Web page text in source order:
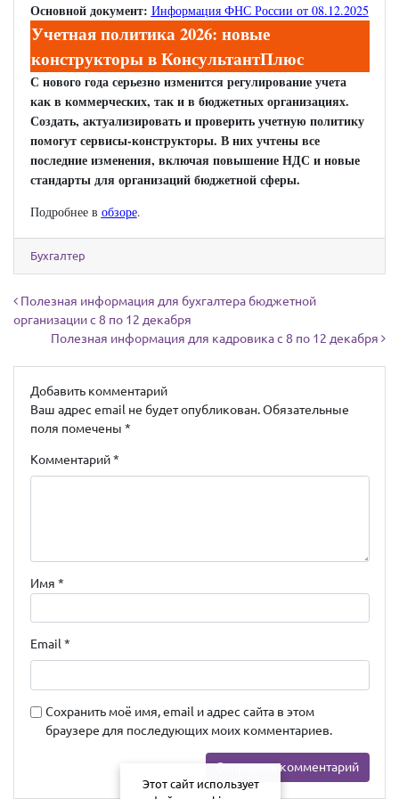
Основной документ: Информация ФНС России от 08.12.2025
Учетная политика 2026: новые
конструкторы в КонсультантПлюс
С нового года серьезно изменится регулирование учета
как в коммерческих, так и в бюджетных организациях.
Создать, актуализировать и проверить учетную политику
помогут сервисы-конструкторы. В них учтены все
последние изменения, включая повышение НДС и новые
стандарты для организаций бюджетной сферы.
Подробнее в обзоре.
Бухгалтер
Навигация по записям
Полезная информация для бухгалтера бюджетной
организации с 8 по 12 декабря
Полезная информация для кадровика с 8 по 12 декабря
Добавить комментарий
Ваш адрес email не будет опубликован. Обязательные
поля помечены *
Комментарий*
Имя *
Email*
Сохранить моё имя, email и адрес сайта в этом
браузере для последующих моих комментариев.
Этот сайт использует